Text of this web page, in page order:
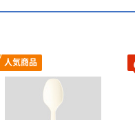
人気商品